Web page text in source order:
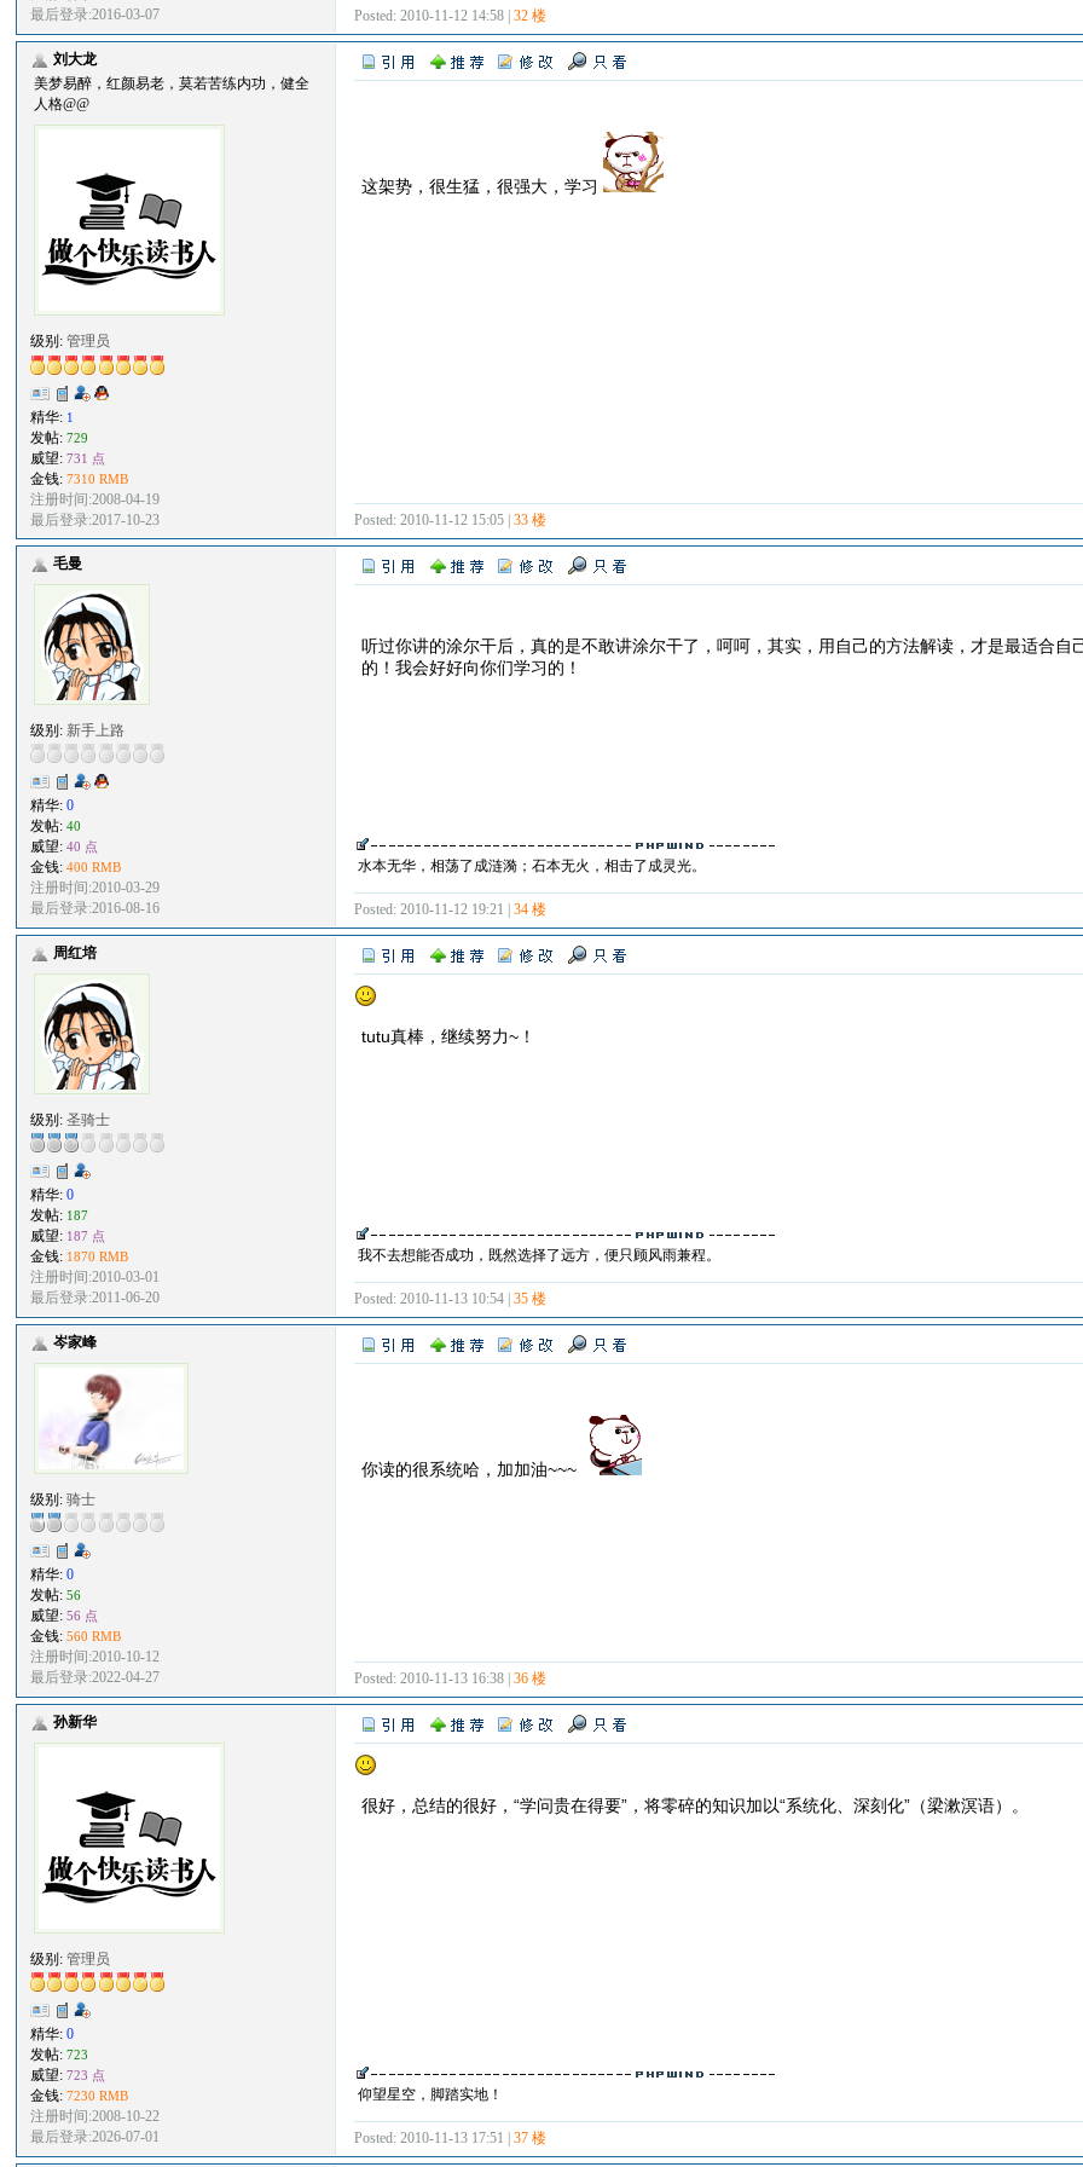
最后登录:2016-03-07
Posted: 2010-11-12 14:58 |32 楼
刘大龙
美梦易醉，红颜易老，莫若苦练内功，健全
人格@@
级别:管理员
精华: 1
发帖:729
威望:731 点
金钱:7310 RMB
注册时间:2008-04-19
最后登录:2017-10-23
这架势，很生猛，很强大，学习
Posted: 2010-11-12 15:05 |33 楼
毛曼
级别: 新手上路
精华:0
发帖:40
威望:40 点
金钱:400 RMB
注册时间:2010-03-29
最后登录:2016-08-16
听过你讲的涂尔干后，真的是不敢讲涂尔干了，呵呵，其实，用自己的方法解读，才是最适合
的！我会好好向你们学习的！
水本无华，相荡了成涟漪；石本无火，相击了成灵光。
Posted: 2010-11-12 19:21 |34 楼
周红培
级别:圣骑士
精华:0
发帖: 187
威望: 187 点
金钱: 1870 RMB
注册时间:2010-03-01
最后登录:2011-06-20
tutu真棒，继续努力~！
我不去想能否成功，既然选择了远方，便只顾风雨兼程。
Posted: 2010-11-13 10:54 |35 楼
岑家峰
级别:骑士
精华:0
发帖:56
威望:56 点
金钱:560 RMB
注册时间:2010-10-12
最后登录:2022-04-27
你读的很系统哈，加加油~~~
Posted: 2010-11-13 16:38 |36 楼
孙新华
级别:管理员
精华:0
发帖:723
威望:723 点
金钱:7230 RMB
注册时间:2008-10-22
最后登录:2026-07-01
很好，总结的很好，“学问贵在得要”，将零碎的知识加以“系统化、深刻化”（梁漱溟语）。
仰望星空，脚踏实地！
Posted: 2010-11-13 17:51 |37 楼